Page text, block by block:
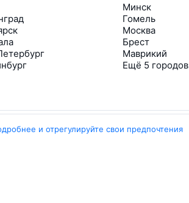
Минск
Гомель
Москва
Брест
Маврикий
Ещё 5 городов
и отрегулируйте свои предпочтения